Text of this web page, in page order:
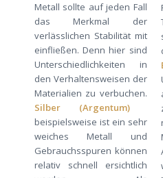
Metall sollte auf jeden Fall
das Merkmal der
verlässlichen Stabilität mit
einfließen. Denn hier sind
Unterschiedlichkeiten in
den Verhaltensweisen der
Materialien zu verbuchen.
Silber (Argentum)
beispielsweise ist ein sehr
weiches Metall und
Gebrauchsspuren können
relativ schnell ersichtlich